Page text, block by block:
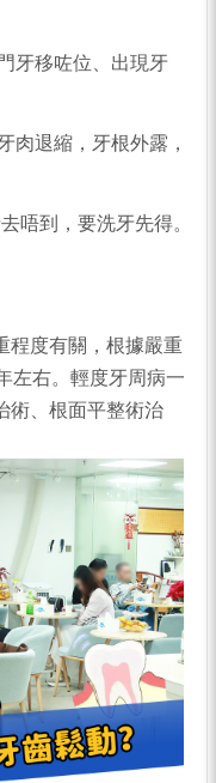
牙移咗位、出現牙
肉退縮，牙根外露，
唔到，要洗牙先得。
程度有關，根據嚴重
左右。輕度牙周病一
、根面平整術治